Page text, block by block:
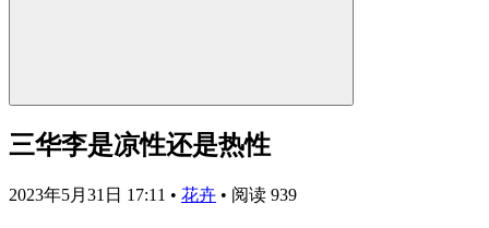
三华李是凉性还是热性
2023年5月31日 17:11 • 花卉 • 阅读 939